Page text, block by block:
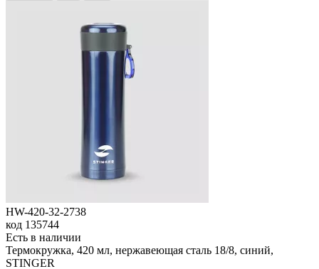
HW-420-32-2738
код 135744
Есть в наличии
Термокружка, 420 мл, нержавеющая сталь 18/8, синий,
STINGER